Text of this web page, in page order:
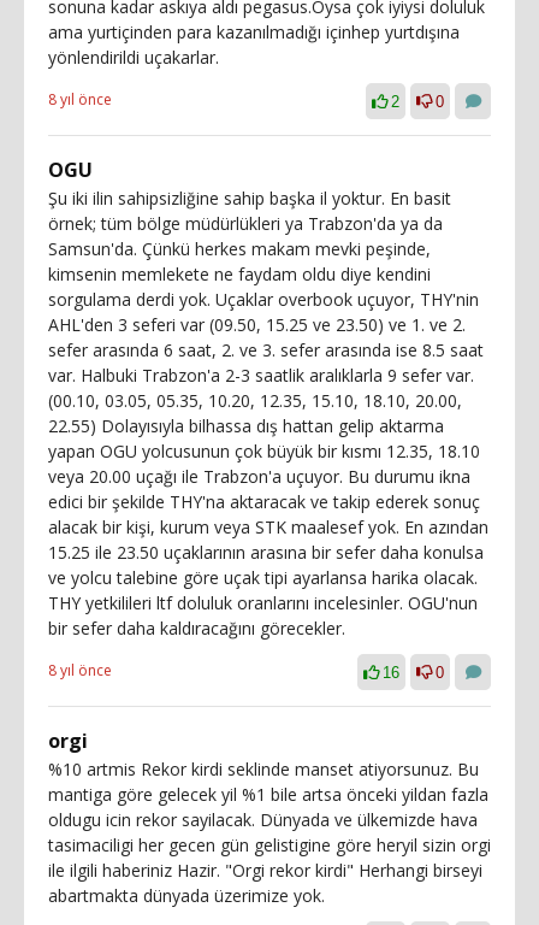
sonuna kadar askıya aldı pegasus.Oysa çok iyiysi doluluk
ama yurtiçinden para kazanılmadığı içinhep yurtdışına
yönlendirildi uçakarlar.
8 yıl önce 2 0
OGU
Şu iki ilin sahipsizliğine sahip başka il yoktur. En basit
örnek; tüm bölge müdürlükleri ya Trabzon'da ya da
Samsun'da. Çünkü herkes makam mevki peşinde,
kimsenin memlekete ne faydam oldu diye kendini
sorgulama derdi yok. Uçaklar overbook uçuyor, THY'nin
AHL'den 3 seferi var (09.50, 15.25 ve 23.50) ve 1. ve 2.
sefer arasında 6 saat, 2. ve 3. sefer arasında ise 8.5 saat
var. Halbuki Trabzon'a 2-3 saatlik aralıklarla 9 sefer var.
(00.10, 03.05, 05.35, 10.20, 12.35, 15.10, 18.10, 20.00,
22.55) Dolayısıyla bilhassa dış hattan gelip aktarma
yapan OGU yolcusunun çok büyük bir kısmı 12.35, 18.10
veya 20.00 uçağı ile Trabzon'a uçuyor. Bu durumu ikna
edici bir şekilde THY'na aktaracak ve takip ederek sonuç
alacak bir kişi, kurum veya STK maalesef yok. En azından
15.25 ile 23.50 uçaklarının arasına bir sefer daha konulsa
ve yolcu talebine göre uçak tipi ayarlansa harika olacak.
THY yetkilileri ltf doluluk oranlarını incelesinler. OGU'nun
bir sefer daha kaldıracağını görecekler.
8 yıl önce 16 0
orgi
%10 artmis Rekor kirdi seklinde manset atiyorsunuz. Bu
mantiga göre gelecek yil %1 bile artsa önceki yildan fazla
oldugu icin rekor sayilacak. Dünyada ve ülkemizde hava
tasimaciligi her gecen gün gelistigine göre heryil sizin orgi
ile ilgili haberiniz Hazir. "Orgi rekor kirdi" Herhangi birseyi
abartmakta dünyada üzerimize yok.